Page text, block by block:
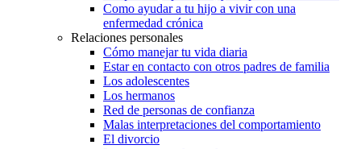
Como ayudar a tu hijo a vivir con una
enfermedad crónica
Relaciones personales
Cómo manejar tu vida diaria
Estar en contacto con otros padres de familia
Los adolescentes
Los hermanos
Red de personas de confianza
Malas interpretaciones del comportamiento
El divorcio